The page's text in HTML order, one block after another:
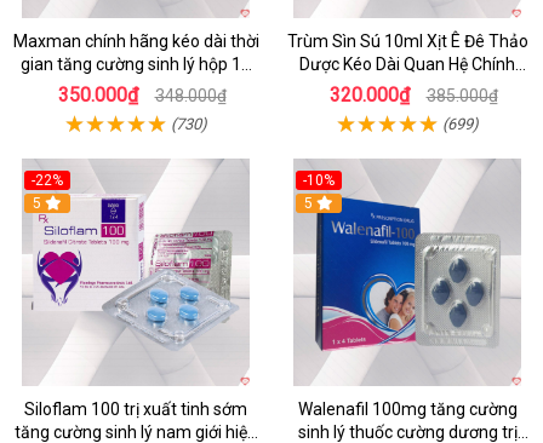
Maxman chính hãng kéo dài thời
gian tăng cường sinh lý hộp 10
viên
350.000₫ 348.000₫
(730)
Trùm Sìn Sú 10ml Xịt Ê Đê Thảo
Dược Kéo Dài Quan Hệ Chính
Hãng
320.000₫ 385.000₫
(699)
-22%
5
Siloflam 100 trị xuất tinh sớm
tăng cường sinh lý nam giới hiệu
-10%
5
Walenafil 100mg tăng cường
sinh lý thuốc cường dương trị